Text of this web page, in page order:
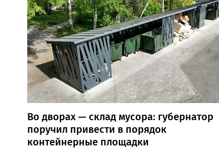
Во дворах — склад мусора: губернатор
поручил привести в порядок
контейнерные площадки